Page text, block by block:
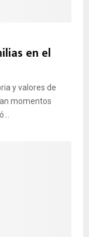
en el
y valores de
momentos